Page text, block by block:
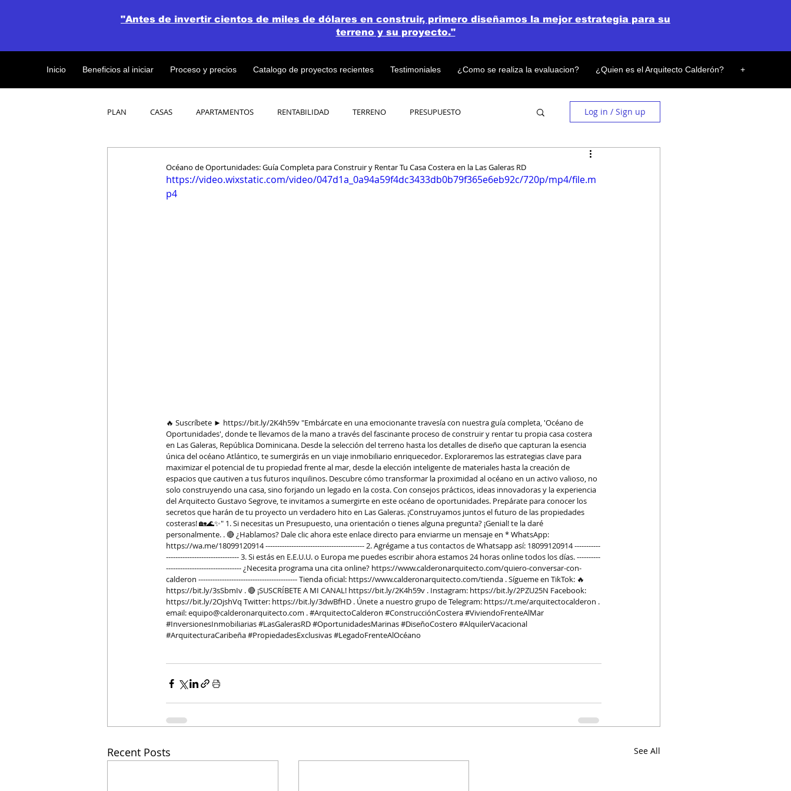
Inicio Beneficios al iniciar Proceso y precios Catalogo de proyectos recientes Testimoniales ¿Como se realiza la evaluacion? ¿Quien es el Arquitecto Calderón? +
"Antes de invertir cientos de miles de dólares en construir, primero diseñamos la mejor estrategia para su
terreno y su proyecto."
PLAN CASAS APARTAMENTOS RENTABILIDAD TERRENO PRESUPUESTO Log in / Sign up
Océano de Oportunidades: Guía Completa para Construir y Rentar Tu Casa Costera en la Las Galeras RD
https://video.wixstatic.com/video/047d1a_0a94a59f4dc3433db0b79f365e6eb92c/720p/mp4/file.m
p4
🔥 Suscríbete ► https://bit.ly/2K4h59v "Embárcate en una emocionante travesía con nuestra guía completa, 'Océano de
Oportunidades', donde te llevamos de la mano a través del fascinante proceso de construir y rentar tu propia casa costera
en Las Galeras, República Dominicana. Desde la selección del terreno hasta los detalles de diseño que capturan la esencia
única del océano Atlántico, te sumergirás en un viaje inmobiliario enriquecedor. Exploraremos las estrategias clave para
maximizar el potencial de tu propiedad frente al mar, desde la elección inteligente de materiales hasta la creación de
espacios que cautiven a tus futuros inquilinos. Descubre cómo transformar la proximidad al océano en un activo valioso, no
solo construyendo una casa, sino forjando un legado en la costa. Con consejos prácticos, ideas innovadoras y la experiencia
del Arquitecto Gustavo Segrove, te invitamos a sumergirte en este océano de oportunidades. Prepárate para conocer los
secretos que harán de tu proyecto un verdadero hito en Las Galeras. ¡Construyamos juntos el futuro de las propiedades
costeras! 🏡🌊✨" 1. Si necesitas un Presupuesto, una orientación o tienes alguna pregunta? ¡Genial! te la daré
personalmente. . 🔴 ¿Hablamos? Dale clic ahora este enlace directo para enviarme un mensaje en * WhatsApp:
https://wa.me/18099120914 ------------------------------------------ 2. Agrégame a tus contactos de Whatsapp así: 18099120914 -----------
------------------------------- 3. Si estás en E.E.U.U. o Europa me puedes escribir ahora estamos 24 horas online todos los días. ----------
-------------------------------- ¿Necesita programa una cita online? https://www.calderonarquitecto.com/quiero-conversar-con-
calderon ------------------------------------------ Tienda oficial: https://www.calderonarquitecto.com/tienda . Sígueme en TikTok: 🔥
https://bit.ly/3sSbmIv . 🔴 ¡SUSCRÍBETE A MI CANAL! https://bit.ly/2K4h59v . Instagram: https://bit.ly/2PZU25N Facebook:
https://bit.ly/2OjshVq Twitter: https://bit.ly/3dwBfHD . Únete a nuestro grupo de Telegram: https://t.me/arquitectocalderon .
email: equipo@calderonarquitecto.com . #ArquitectoCalderon #ConstrucciónCostera#ViviendoFrenteAlMar
#InversionesInmobiliarias#LasGalerasRD#OportunidadesMarinas#DiseñoCostero #AlquilerVacacional
#ArquitecturaCaribeña#PropiedadesExclusivas#LegadoFrenteAlOcéano
Recent Posts See All